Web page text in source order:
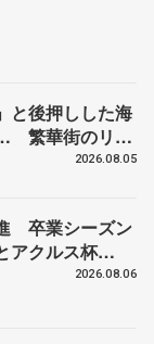
と後押しした海
繁華街のリン
も味方に 小林
2026.08.05
卒業シーズン
アクルス杯
2026.08.06